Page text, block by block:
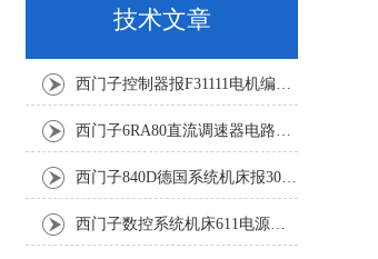
技术文章
西门子控制器报F31111电机编码器坏修复解决
西门子6RA80直流调速器电路板坏销售修理单位
西门子840D德国系统机床报300501修复解决
西门子数控系统机床611电源模块灯不显示修复解决